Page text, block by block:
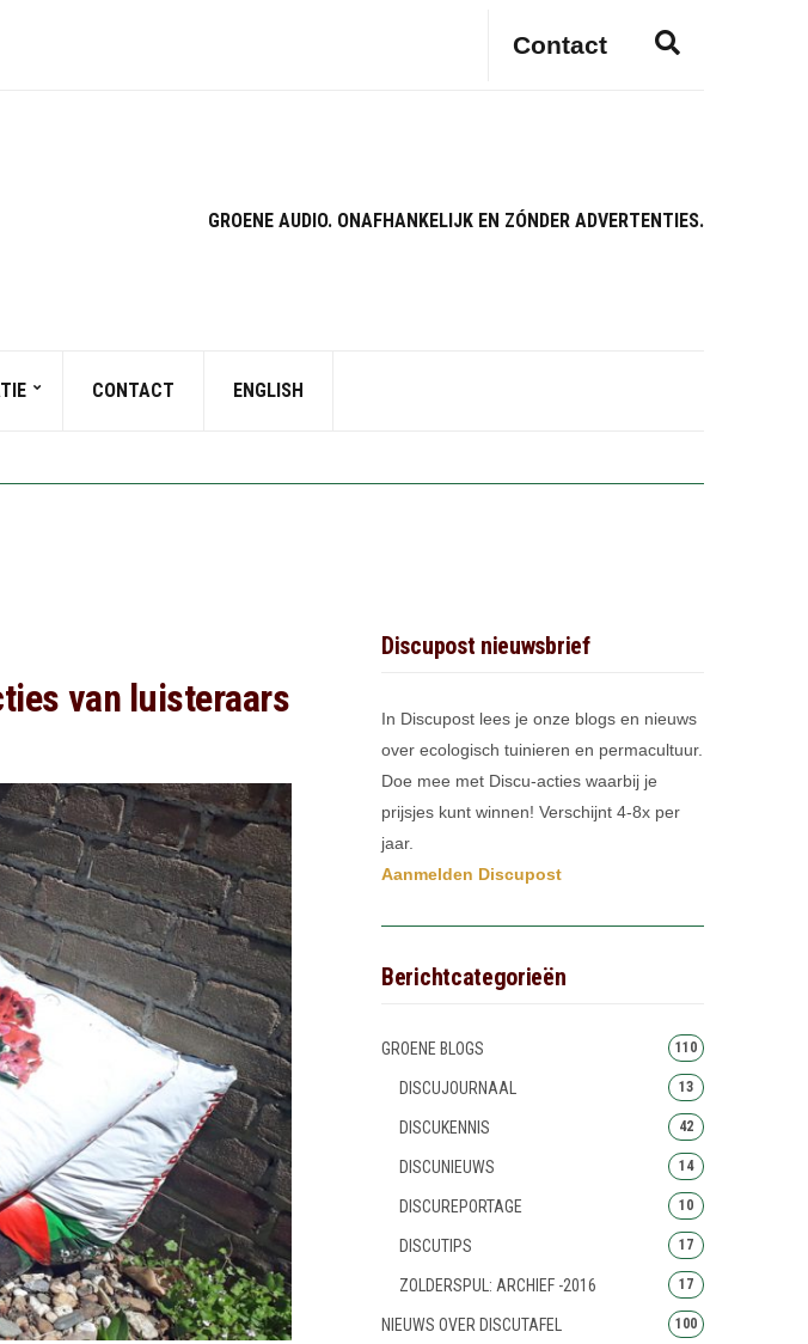
Contact
s
GROENE AUDIO. ONAFHANKELIJK EN ZÓNDER ADVERTENTIES.
CONTACT ENGLISH
5)
van luisteraars
Discupost nieuwsbrief
In Discupost lees je onze blogs en nieuws
over ecologisch tuinieren en permacultuur.
Doe mee met Discu-acties waarbij je
prijsjes kunt winnen! Verschijnt 4-8x per
jaar.
Aanmelden Discupost
Berichtcategorieën
GROENE BLOGS 110
DISCUJOURNAAL 13
DISCUKENNIS 42
DISCUNIEUWS 14
DISCUREPORTAGE 10
DISCUTIPS 17
ZOLDERSPUL: ARCHIEF -2016 17
NIEUWS OVER DISCUTAFEL 100